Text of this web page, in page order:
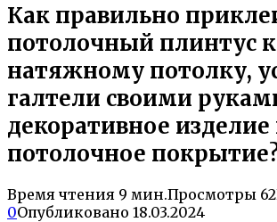
Как правильно
потолочный плинтус к
натяжному потолку,
галтели своими
декоративное изделие
потолочное
Время чтения 9 мин.Просмотры 62
0Опубликовано 18.03.2024